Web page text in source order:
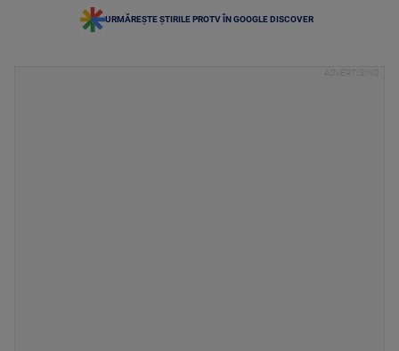
URMĂREȘTE ȘTIRILE PROTV ÎN GOOGLE DISCOVER